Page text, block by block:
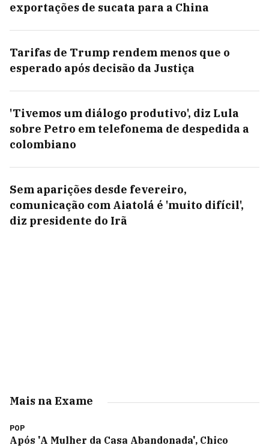
exportações de sucata para a China
Tarifas de Trump rendem menos que o
esperado após decisão da Justiça
'Tivemos um diálogo produtivo', diz Lula
sobre Petro em telefonema de despedida a
colombiano
Sem aparições desde fevereiro,
comunicação com Aiatolá é 'muito difícil',
diz presidente do Irã
Mais na Exame
POP
Após 'A Mulher da Casa Abandonada', Chico